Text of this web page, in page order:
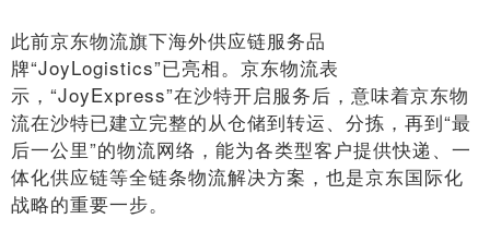
此前京东物流旗下海外供应链服务品
牌“JoyLogistics”已亮相。京东物流表
示，“JoyExpress”在沙特开启服务后，意味着京东物
流在沙特已建立完整的从仓储到转运、分拣，再到“最
后一公里”的物流网络，能为各类型客户提供快递、一
体化供应链等全链条物流解决方案，也是京东国际化
战略的重要一步。